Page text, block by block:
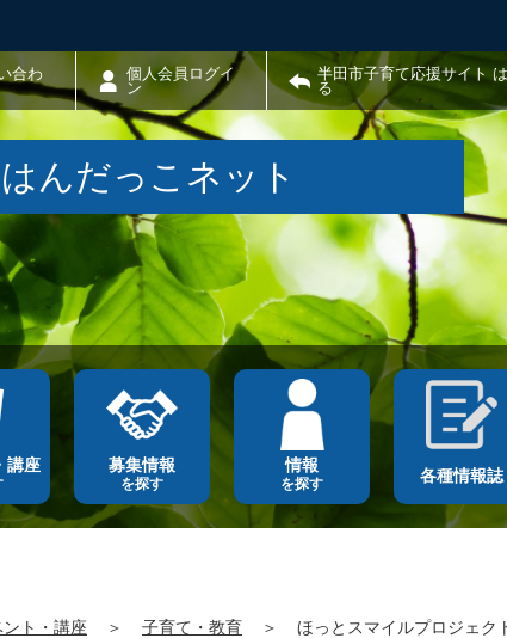
合わ
個人会員ログイ
ン
半田市子育て応援サイト
る
んだっこネット
講座 募集情報
を探す
情報
を探す 各種情報誌
ント・講座 ＞ 子育て・教育 ＞
ほっとスマイルプロジェ